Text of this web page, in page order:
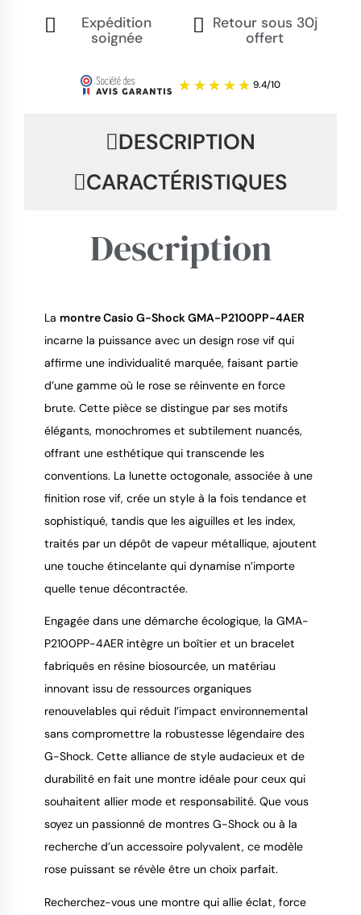
Expédition
soignée
Retour sous 30j
offert
9.4
DESCRIPTION
CARACTÉRISTIQUES
Description
La montre Casio G-Shock GMA-P2100PP-4AER
incarne la puissance avec un design rose vif qui
affirme une individualité marquée, faisant partie
d’une gamme où le rose se réinvente en force
brute. Cette pièce se distingue par ses motifs
élégants, monochromes et subtilement nuancés,
offrant une esthétique qui transcende les
conventions. La lunette octogonale, associée à une
finition rose vif, crée un style à la fois tendance et
sophistiqué, tandis que les aiguilles et les index,
traités par un dépôt de vapeur métallique, ajoutent
une touche étincelante qui dynamise n’importe
quelle tenue décontractée.
Engagée dans une démarche écologique, la GMA-
P2100PP-4AER intègre un boîtier et un bracelet
fabriqués en résine biosourcée, un matériau
innovant issu de ressources organiques
renouvelables qui réduit l’impact environnemental
sans compromettre la robustesse légendaire des
G-Shock. Cette alliance de style audacieux et de
durabilité en fait une montre idéale pour ceux qui
souhaitent allier mode et responsabilité. Que vous
soyez un passionné de montres G-Shock ou à la
recherche d’un accessoire polyvalent, ce modèle
rose puissant se révèle être un choix parfait.
Recherchez-vous une montre qui allie éclat, force